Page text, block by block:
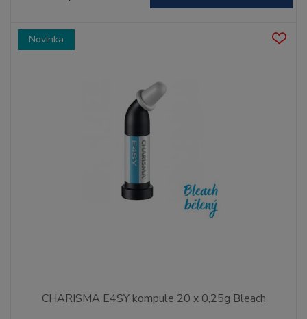
Novinka
CHARISMA E4SY kompule 20 x 0,25g Bleach